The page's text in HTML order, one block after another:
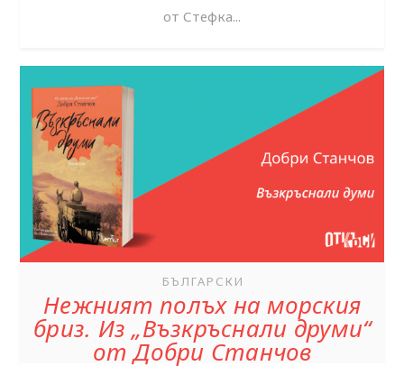
от Стефка...
БЪЛГАРСКИ
Нежният полъх на морския
бриз. Из „Възкръснали друми“
от Добри Станчов